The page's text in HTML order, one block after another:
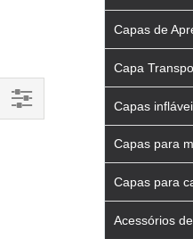
Capas de
Capa
Capas
Capas para
Capas para
Acessórios
Filtrar